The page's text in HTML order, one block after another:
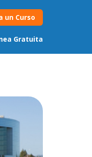
un Curso
Gratuita